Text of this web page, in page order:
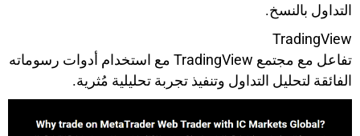
التداول بالنسخ.
TradingView
تفاعل مع مجتمع TradingView مع استخدام أدوات رسوماته
الفائقة لتحليل التداول وتنفيذ تجربة تحليلية مُثرية.